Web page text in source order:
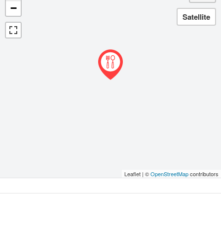
−
Leaflet | ©OpenStreetMapcontributors